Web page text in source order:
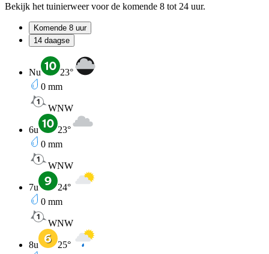
Bekijk het tuinierweer voor de komende 8 tot 24 uur.
Komende 8 uur
14 daagse
Nu 23°
0 mm
WNW
6u 23°
0 mm
WNW
7u 24°
0 mm
WNW
8u 25°